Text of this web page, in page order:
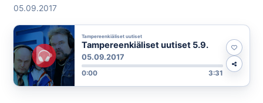
05.09.2017
Tampereenkiäliset uutiset
Tampereenkiäliset uutiset 5.9.
05.09.2017
0:00 3:31